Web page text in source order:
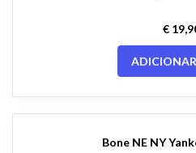
€
ADICIONAR
Bone NE NY